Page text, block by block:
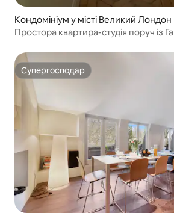
Кондомініум у місті Великий Лондон
Простора квартира-студія поруч із
Супергосподар
Супергосподар